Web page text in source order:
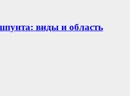
виды и область